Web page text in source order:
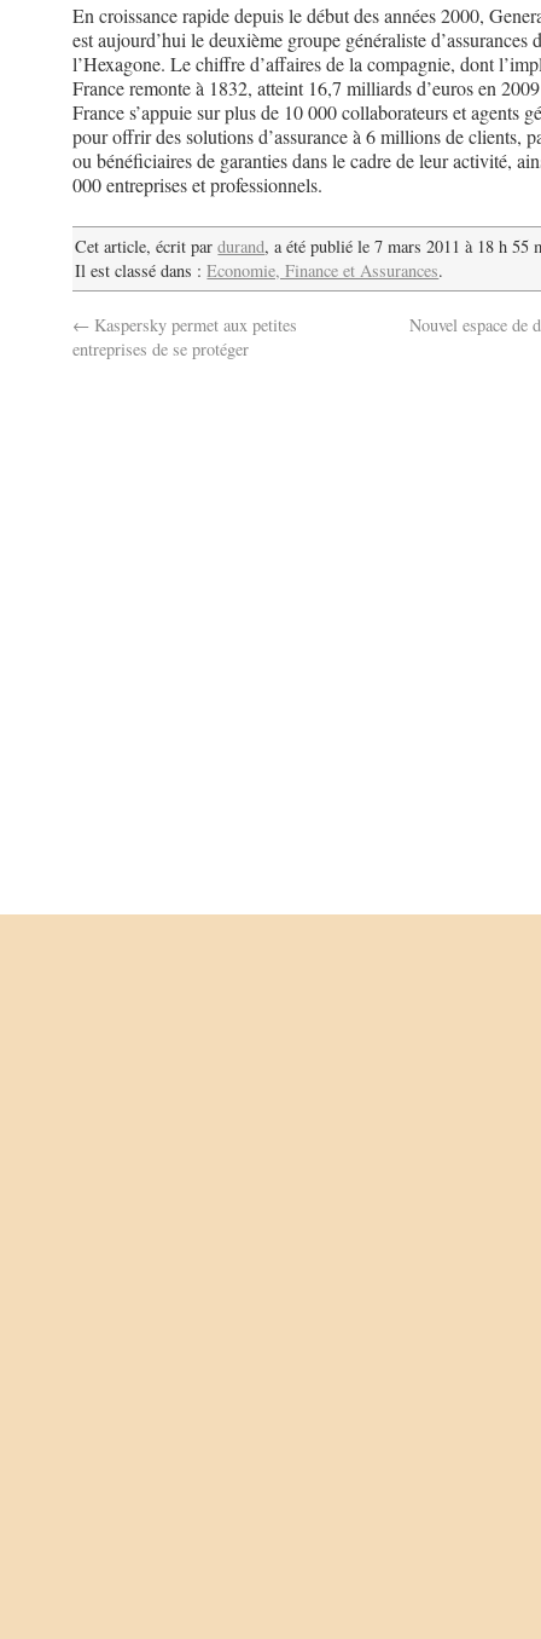
En croissance rapide depuis le début des années 2000,
est aujourd’hui le deuxième groupe généraliste d’assurances
l’Hexagone. Le chiffre d’affaires de la compagnie, dont
France remonte à 1832, atteint 16,7 milliards d’euros en
France s’appuie sur plus de 10 000 collaborateurs et agents
pour offrir des solutions d’assuranceà 6 millions de clients,
ou bénéficiaires de garanties dans le cadre de leur activité,
000 entreprises et professionnels.
Cet article, écrit pardurand, a été publié le 7 mars 2011 à 18 h 55
Il est classé dans :Economie, Finance et Assurances.
← Kaspersky permet aux petites
entreprises de se protéger
Nouvel espace de